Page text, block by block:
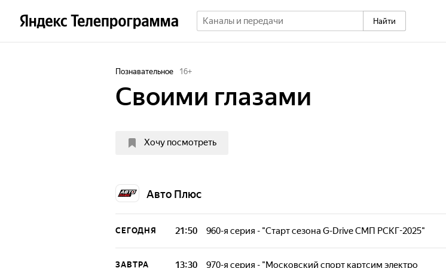
Найти
Познавательное 16+
Своими глазами
Хочу посмотреть
Авто Плюс
СЕГОДНЯ 21:50 960-я серия - "Старт сезона G-Drive СМП РСКГ-2025"
Cпециальный репортаж с места событий. Корреспонденты и
ведущие не просто освещают происходящее, а пытаются показать
ЗАВТРА 13:30
970-я серия - "Московский спорт картсим электро